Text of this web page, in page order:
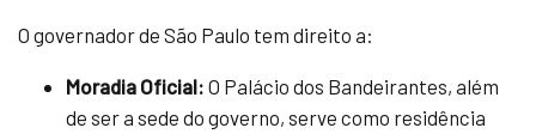
O governador de São Paulo tem direito a:
Moradia Oficial: O Palácio dos Bandeirantes, além
de ser a sede do governo, serve como residência